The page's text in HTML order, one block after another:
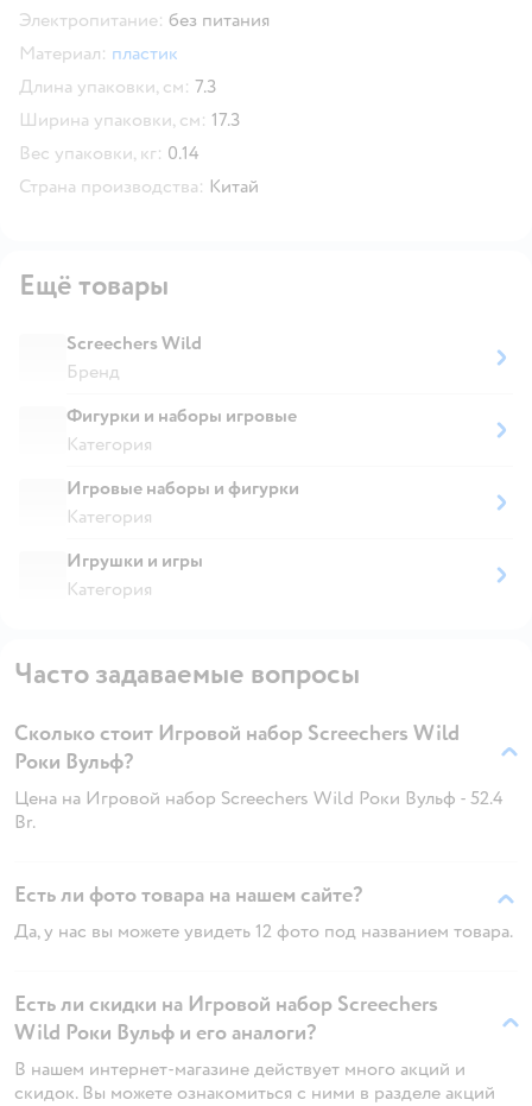
Электропитание: без питания
Материал: пластик
Длина упаковки, см: 7.3
Ширина упаковки, см: 17.3
Вес упаковки, кг: 0.14
Страна производства: Китай
Ещё товары
Screechers Wild
Бренд
Фигурки и наборы игровые
Категория
Игровые наборы и фигурки
Категория
Игрушки и игры
Категория
Часто задаваемые вопросы
Сколько стоит Игровой набор Screechers Wild
Роки Вульф?
Цена на Игровой набор Screechers Wild Роки Вульф - 52.4
Br.
Есть ли фото товара на нашем сайте?
Да, у нас вы можете увидеть 12 фото под названием товара.
Есть ли скидки на Игровой набор Screechers
Wild Роки Вульф и его аналоги?
В нашем интернет-магазине действует много акций и
скидок. Вы можете ознакомиться с ними в разделе акций